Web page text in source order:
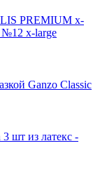
PREMIUM x-
№12 x-large
Ganzo Classic
шт из латекс -